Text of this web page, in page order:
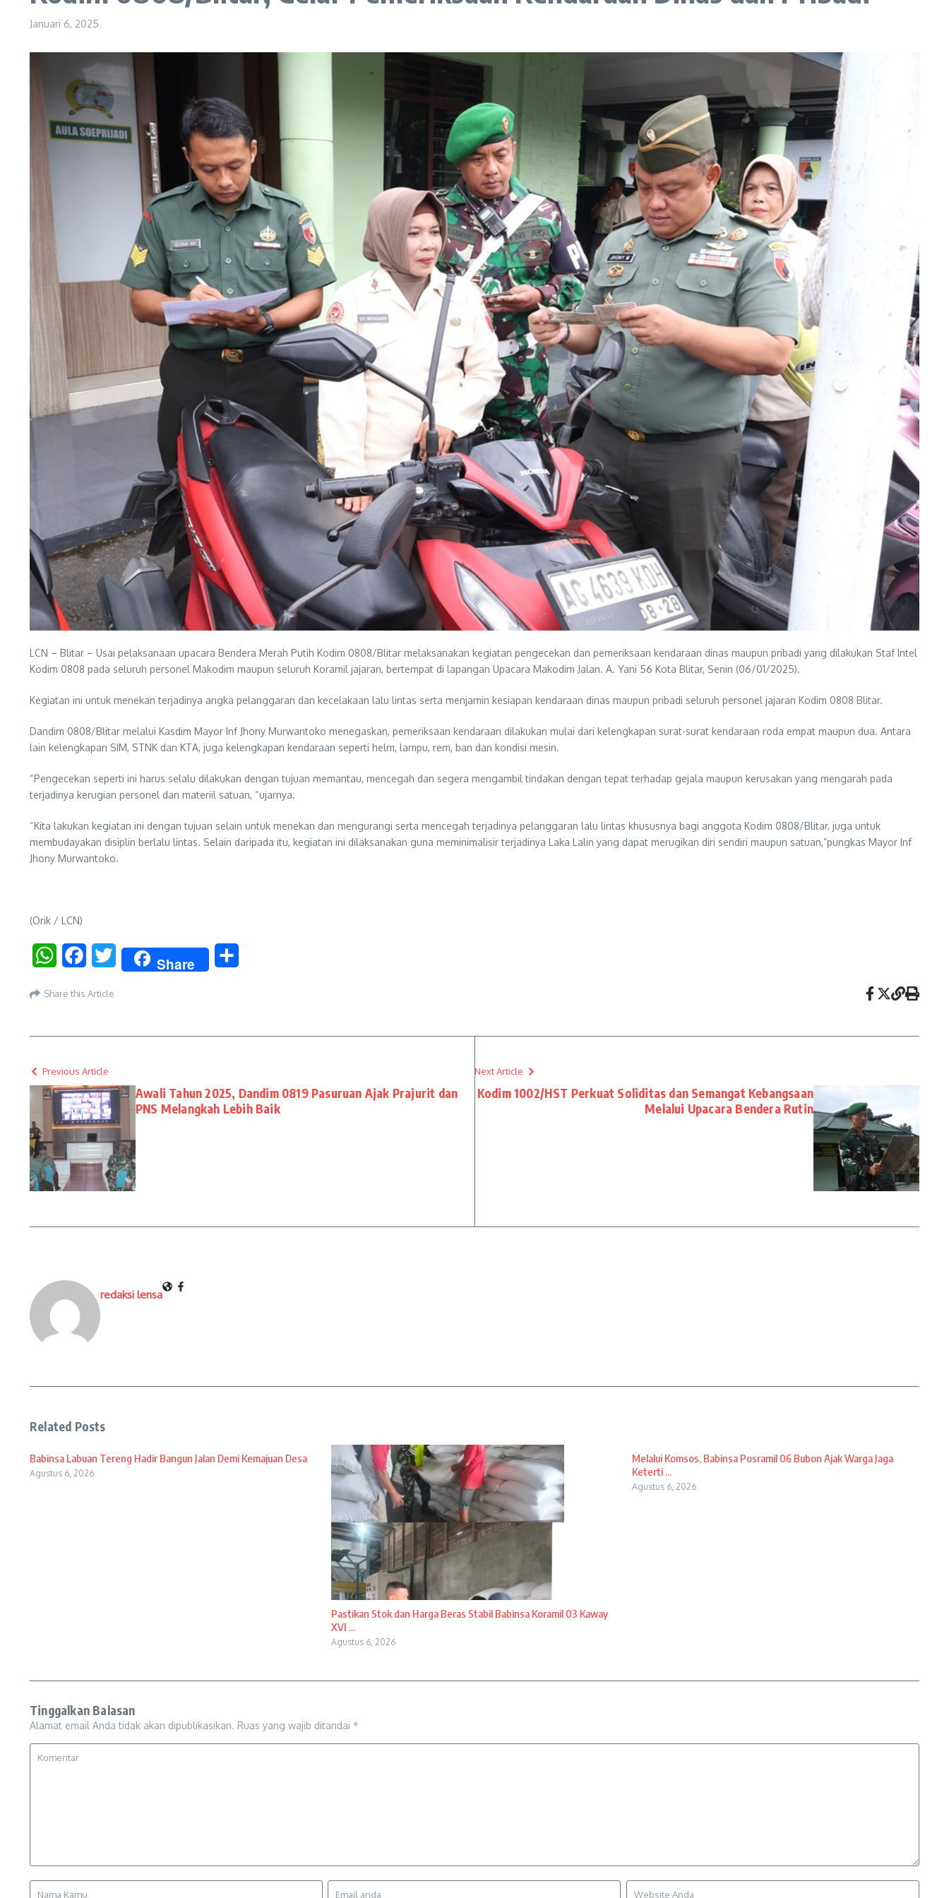
Januari 6, 2025
LCN – Blitar – Usai pelaksanaan upacara Bendera Merah Putih Kodim 0808/Blitar melaksanakan kegiatan pengecekan dan pemeriksaan kendaraan dinas maupun pribadi yang dilakukan Staf Intel
Kodim 0808 pada seluruh personel Makodim maupun seluruh Koramil jajaran, bertempat di lapangan Upacara Makodim Jalan. A. Yani 56 Kota Blitar, Senin (06/01/2025).
Kegiatan ini untuk menekan terjadinya angka pelanggaran dan kecelakaan lalu lintas serta menjamin kesiapan kendaraan dinas maupun pribadi seluruh personel jajaran Kodim 0808 Blitar.
Dandim 0808/Blitar melalui Kasdim Mayor Inf Jhony Murwantoko menegaskan, pemeriksaan kendaraan dilakukan mulai dari kelengkapan surat-surat kendaraan roda empat maupun dua. Antara
lain kelengkapan SIM, STNK dan KTA, juga kelengkapan kendaraan seperti helm, lampu, rem, ban dan kondisi mesin.
“Pengecekan seperti ini harus selalu dilakukan dengan tujuan memantau, mencegah dan segera mengambil tindakan dengan tepat terhadap gejala maupun kerusakan yang mengarah pada
terjadinya kerugian personel dan materiil satuan, “ujarnya.
“Kita lakukan kegiatan ini dengan tujuan selain untuk menekan dan mengurangi serta mencegah terjadinya pelanggaran lalu lintas khususnya bagi anggota Kodim 0808/Blitar, juga untuk
membudayakan disiplin berlalu lintas. Selain daripada itu, kegiatan ini dilaksanakan guna meminimalisir terjadinya Laka Lalin yang dapat merugikan diri sendiri maupun satuan,”pungkas Mayor Inf
Jhony Murwantoko.
(Orik / LCN)
WhatsAppFacebookTwitter Share
Share this Article
Previous Article
Awali Tahun 2025, Dandim 0819 Pasuruan Ajak Prajurit dan
PNS Melangkah Lebih Baik
Next Article
Kodim 1002/HST Perkuat Soliditas dan Semangat Kebangsaan
Melalui Upacara Bendera Rutin
redaksi lensa
Related Posts
Babinsa Labuan Tereng Hadir Bangun Jalan Demi Kemajuan Desa
Agustus 6, 2026
Pastikan Stok dan Harga Beras Stabil Babinsa Koramil 03 Kaway
XVI ...
Agustus 6, 2026
Melalui Komsos, Babinsa Posramil 06 Bubon Ajak Warga Jaga
Keterti ...
Agustus 6, 2026
Tinggalkan Balasan
Alamat email Anda tidak akan dipublikasikan. Ruas yang wajib ditandai *